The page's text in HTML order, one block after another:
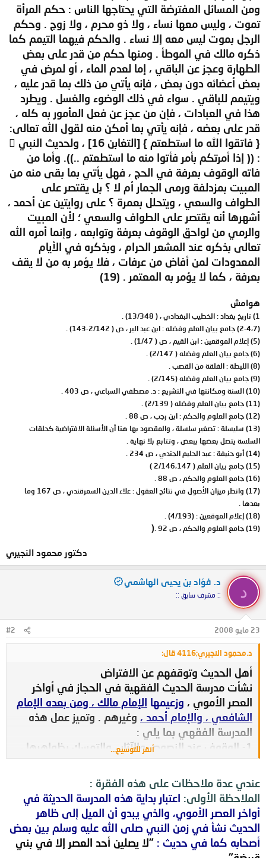
ومن المسائل المفترضة التي يحتاجها الناس : حكم المرأة
تموت ، وليس معها نساء ، ولا ذو محرم ، ولا زوج . وحكم
الرجل بموت ليس معه إلا نساء . والحكم فيهما التيمم كما
ذكره مالك في الموطأ . ومنها حكم من قدر على بعض
الطهارة وعجز عن الباقي ، إما لعدم الماء ، أو لمرض في
بعض أعضائه دون بعض ، فإنه يأتي من ذلك بما قدر عليه ،
ويتيمم للباقي . سواء في ذلك الوضوء والغسل . ويطرد
هذا في العبادات ، فإن من عجز عن فعل المأمور به كله ،
قدر على بعضه ، فإنه يأتي بما أمكن منه لقول الله تعالى:
{ فاتقوا الله ما استطعتم } [التغابن 16] ، ولحديث النبي 
: (( إذا أمرتكم بأمر فأتوا منه ما استطعتم ..)). وأما من
فاته الوقوف بعرفة في الحج ، فهل يأتي بما بقى منه من
المبيت بمزدلفة ورمى الجمار أم لا ؟ بل يقتصر على
الطواف والسعي ، ويتحلل بعمرة ؟ على روايتين عن أحمد ،
أشهرها أنه يقتصر على الطواف والسعي ؛ لأن المبيت
والرمي من لواحق الوقوف بعرفة وتوابعه ، وإنما أمره الله
تعالى بذكره عند المشعر الحرام ، وبذكره في الأيام
المعدودات لمن أفاض من عرفات ، فلا يؤمر به من لا يقف
بعرفة ، كما لا يؤمر به المعتمر . (19)
هوامش
1) تاريخ بغداد : الخطيب البغدادي ، ( 13/348) .
(2-4،7) جامع بيان العلم وفضله : ابن عبد البر ، ص ( 2/142-143) .
(5) إعلام الموقعين : ابن القيم ، ص ( 1/47) .
(6) جامع بيان العلم وفضله ( 2/147) .
(8) الليطة : الفلقة من القصب .
(9) جامع بيان العلم وفضله (2/145) .
(10) السنة ومكانتها في التشريع : د. مصطفي السباعي ، ص 403 .
(11) جامع بيان العلم وفضله ( 2/139) .
(12) جامع العلوم والحكم : ابن رجب ، ص 88 .
(13) سليسلة : تصغير سلسلة ، والمقصود بها هنا أن الأسئلة الافتراضية كحلقات
السلسة يتصل بعضها ببعض ، وتتابع بلا نهاية .
(14) أبو حنيفة : عبد الحليم الجندي ، ص 234 .
(15) جامع بيان العلم ( 2/146،147 )
(16) جامع العلوم والحكم ، ص 88 .
(17) وانظر ميزان الأصول في نتائج العقول : علاء الدين السمرقندي ، ص 167 وما
بعدها .
(18) إعلام الموقعين : (4/193) .
(19) جامع العلوم والحكم ، ص 92 .
(
دكتور محمود النجيري
د
د. فؤاد بن يحيى الهاشمي
:: مشرف سابق ::
23 مايو 2008 #2
د.محمود النجيري;4116 قال:
أهل الحديث وتوقفهم عن الافتراض
نشأت مدرسة الحديث الفقهية في الحجاز في أواخر
العصر الأموي ، وزعيمها الإمام مالك ، ومن بعده الإمام
الشافعي ، والإمام أحمد ، وغيرهم . وتميز عمل هذه
المدرسة الفقهي بما يلي :
1- الوقوف عند النصوص والآثار ، والتمسك بظواهرها ،
دون بحث عن علة الحكم .
2- لا يلجئون إلى الرأي إن كان هناك نص أو أثر ، وإن
رواه واحد فقط ، ما دام هذا الراوي ثقة عدلاً.
3- الاعتماد على رأى في حالات الضرورة القصوى ،
والامتناع عن الفصل في المسائل التي لا حكم لها
يعرفونه من الكتاب أو السنة ، أو الإجماع ، ولا رأى
صحابي .
أنقر للتوسيع...
عندي عدة ملاحظات على هذه الفقرة :
الملاحظة الأولى: اعتبار بداية هذه المدرسة الحديثة في
أواخر العصر الأموي، والذي يبدو أن الميل إلى ظاهر
الحديث نشأ في زمن النبي صلى الله عليه وسلم بين بعض
أصحابه كما في حديث : "لا يصلين أحد العصر إلا في بني